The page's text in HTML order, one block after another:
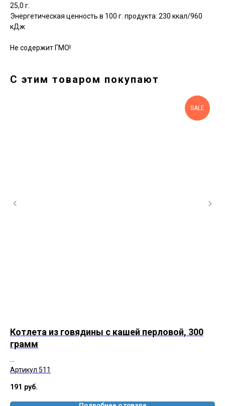
25,0 г.
Энергетическая ценность в 100 г. продукта: 230 ккал/960
кДж
Не содержит ГМО!
С этим товаром покупают
SALE
Котлета из говядины с кашей перловой, 300
грамм
Артикул 511
191 руб.